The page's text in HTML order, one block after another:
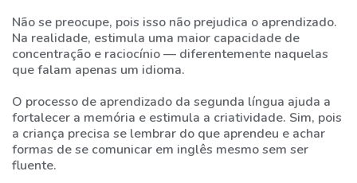
Não se preocupe, pois isso não prejudica o aprendizado.
Na realidade, estimula uma maior capacidade de
concentração e raciocínio — diferentemente naquelas
que falam apenas um idioma.
O processo de aprendizado da segunda língua ajuda a
fortalecer a memória e estimula a criatividade. Sim, pois
a criança precisa se lembrar do que aprendeu e achar
formas de se comunicar em inglês mesmo sem ser
fluente.